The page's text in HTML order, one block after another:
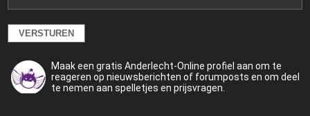
Maak een gratis Anderlecht-Online profiel aan om te
reageren op nieuwsberichten of forumposts en om deel
te nemen aan spelletjes en prijsvragen.